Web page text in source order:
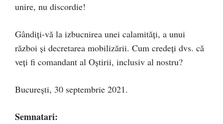
unire, nu discordie!
Gândiți-vă la izbucnirea unei calamități, a unui
război și decretarea mobilizării. Cum credeți dvs. că
veți fi comandant al Oștirii, inclusiv al nostru?
București, 30 septembrie 2021.
Semnatari: